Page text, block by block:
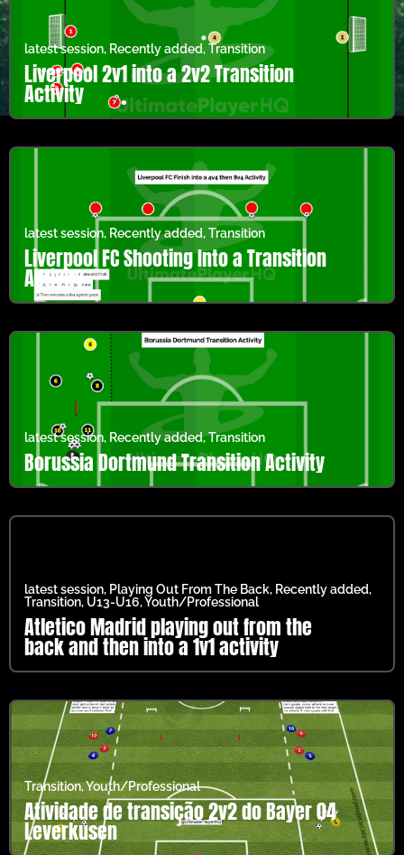
latest session, Recently added,Transition
Liverpool 2v1 into a 2v2 Transition
Activity
latest session, Recently added,Transition
Liverpool FC Shooting Into a Transition
Activity
latest session, Recently added,Transition
Borussia Dortmund Transition Activity
latest session, Playing Out From The Back, Recently added,
Transition, U13-U16,Youth/Professional
Atletico Madrid playing out from the
back and then into a 1v1 activity
Transition,Youth/Professional
Atividade de transição 2v2 do Bayer 04
Leverkusen